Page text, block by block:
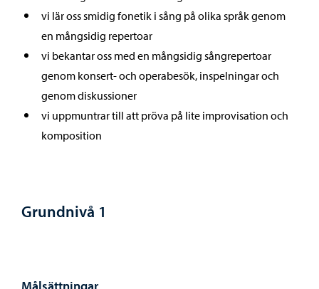
vi lär oss smidig fonetik i sång på olika språk genom
en mångsidig repertoar
vi bekantar oss med en mångsidig sångrepertoar
genom konsert- och operabesök, inspelningar och
genom diskussioner
vi uppmuntrar till att pröva på lite improvisation och
komposition
Grundnivå 1
Målsättningar